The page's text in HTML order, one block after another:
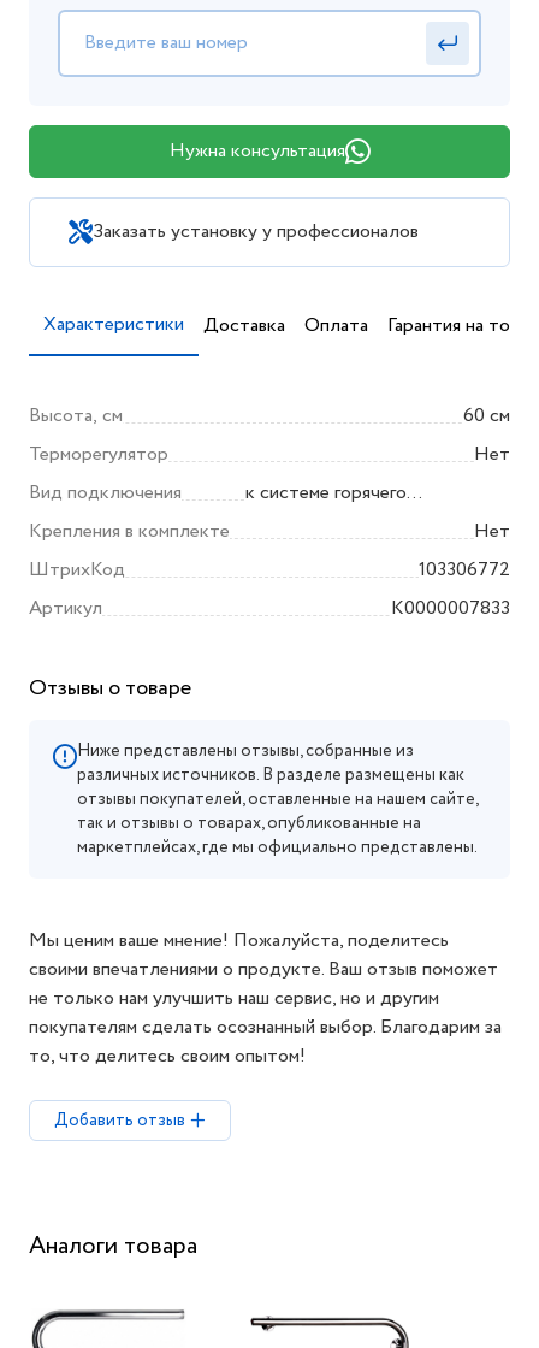
Нужна консультация
Заказать установку у профессионалов
Характеристики Доставка Оплата Гарантия на товар
Высота, см
60 см
Терморегулятор
Нет
Вид подключения
к системе горячего
Крепления в комплекте
Нет
ШтрихКод
103306772
Артикул
K0000007833
Отзывы о товаре
Ниже представлены отзывы, собранные из
различных источников. В разделе размещены как
отзывы покупателей, оставленные на нашем сайте,
так и отзывы о товарах, опубликованные на
маркетплейсах, где мы официально представлены.
Мы ценим ваше мнение! Пожалуйста, поделитесь
своими впечатлениями о продукте. Ваш отзыв поможет
не только нам улучшить наш сервис, но и другим
покупателям сделать осознанный выбор. Благодарим за
то, что делитесь своим опытом!
Добавить отзыв
Аналоги товара